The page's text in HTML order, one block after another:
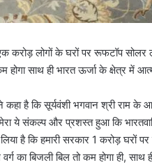
करोड़ लोगों के घरों पर रूफटॉप
साथ ही भारत ऊर्जा के क्षेत्र में
कहा है कि सूर्यवंशी भगवान श्री राम
ये संकल्प और प्रशस्त हुआ कि
है कि हमारी सरकार 1 करोड़ घरों
का बिजली बिल तो कम होगा ही, साथ